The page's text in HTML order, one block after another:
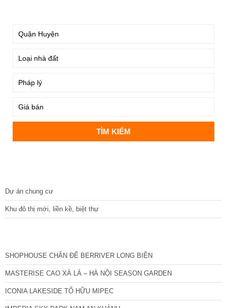
Dự án chung cư
Khu đô thị mới, liền kề, biệt thự
SHOPHOUSE CHÂN ĐẾ BERRIVER LONG BIÊN
MASTERISE CAO XÀ LÁ – HÀ NỘI SEASON GARDEN
ICONIA LAKESIDE TỐ HỮU MIPEC